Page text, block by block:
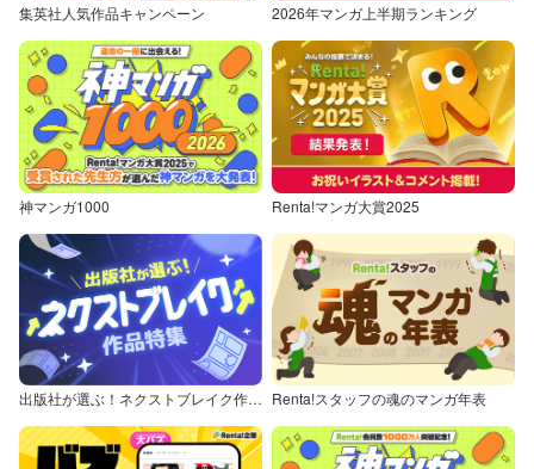
集英社人気作品キャンペーン 2026年マンガ上半期ランキング
神マンガ1000 Renta!マンガ大賞2025
出版社が選ぶ！ネクストブレイク作品特集 Renta!スタッフの魂のマンガ年表